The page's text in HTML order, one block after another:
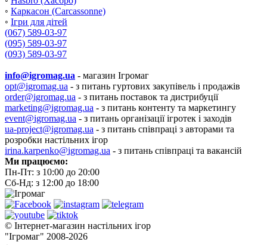
◦ Каркасон (Carcassonne)
◦ Ігри для дітей
(067) 589-03-97
(095) 589-03-97
(093) 589-03-97
info@igromag.ua - магазин Ігромаг
opt@igromag.ua - з питань гуртових закупівель і продажів
order@igromag.ua - з питань поставок та дистрибуції
marketing@igromag.ua - з питань контенту та маркетингу
event@igromag.ua - з питань організації ігротек і заходів
ua-project@igromag.ua - з питань співпраці з авторами та
розробки настільних ігор
irina.karpenko@igromag.ua - з питань співпраці та вакансій
Ми працюємо:
Пн-Пт: з 10:00 до 20:00
Сб-Нд: з 12:00 до 18:00
© Інтернет-магазин настільних ігор
"Ігромаг" 2008-2026